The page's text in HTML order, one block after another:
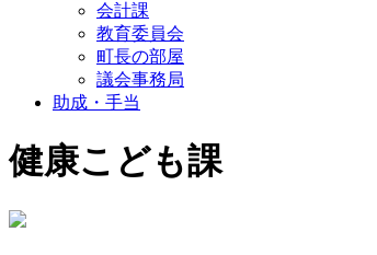
会計課
教育委員会
町長の部屋
議会事務局
助成・手当
健康こども課